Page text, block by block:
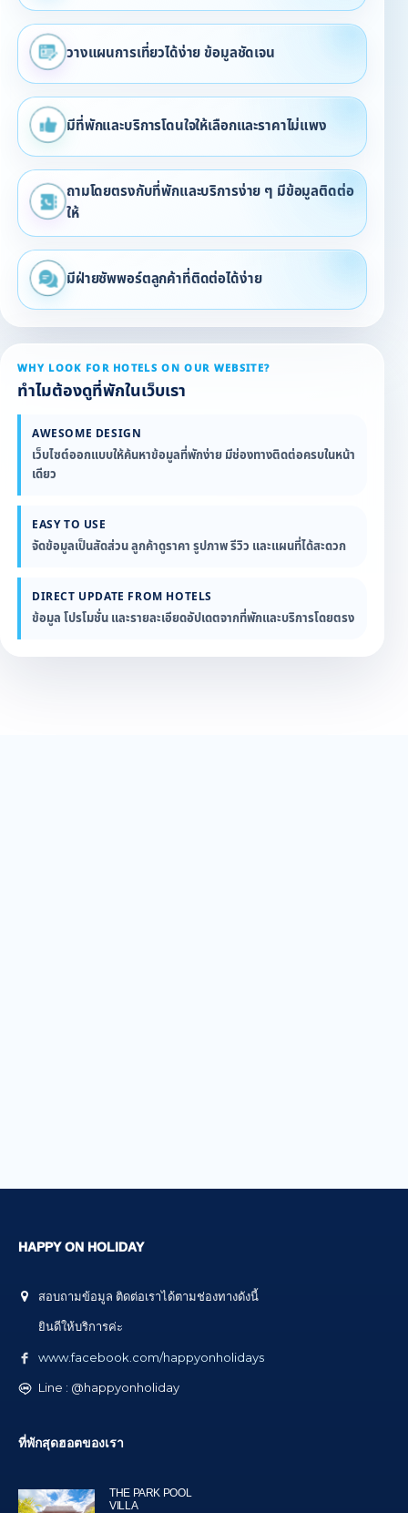
วางแผนการเที่ยวได้ง่าย ข้อมูลชัดเจน
มีที่พักและบริการโดนใจให้เลือกและราคาไม่แพง
ถามโดยตรงกับที่พักและบริการง่าย ๆ มีข้อมูลติดต่อ
ให้
มีฝ่ายซัพพอร์ตลูกค้าที่ติดต่อได้ง่าย
WHY LOOK FOR HOTELS ON OUR WEBSITE?
ทำไมต้องดูที่พักในเว็บเรา
AWESOME DESIGN
เว็บไซต์ออกแบบให้ค้นหาข้อมูลที่พักง่าย มีช่องทางติดต่อครบในหน้า
เดียว
EASY TO USE
จัดข้อมูลเป็นสัดส่วน ลูกค้าดูราคา รูปภาพ รีวิว และแผนที่ได้สะดวก
DIRECT UPDATE FROM HOTELS
ข้อมูล โปรโมชั่น และรายละเอียดอัปเดตจากที่พักและบริการโดยตรง
HAPPY ON HOLIDAY
สอบถามข้อมูล ติดต่อเราได้ตามช่องทางดังนี้
ยินดีให้บริการค่ะ
www.facebook.com/happyonholidays
Line : @happyonholiday
ที่พักสุดฮอตของเรา
THE PARK POOL
VILLA